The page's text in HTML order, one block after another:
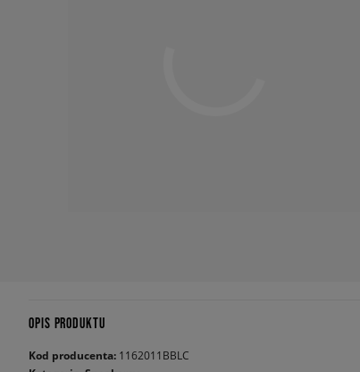
OPIS PRODUKTU
Kod producenta: 1162011BBLC